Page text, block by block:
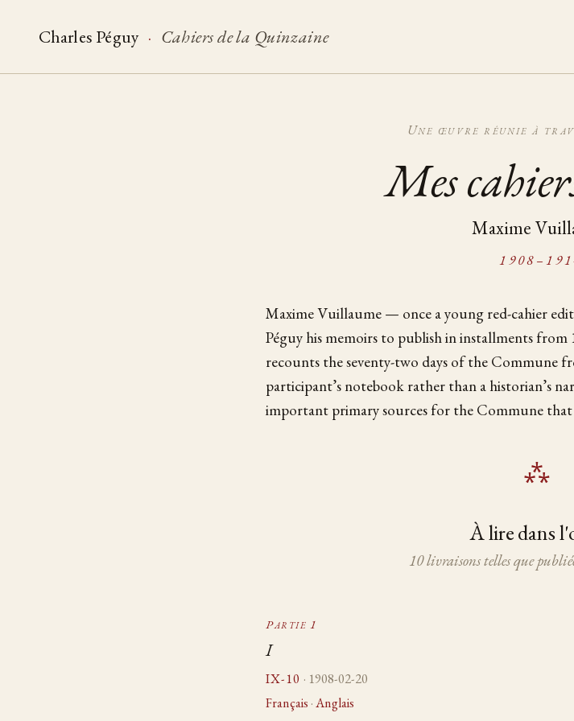
Charles Péguy · Cahiers de la Quinzaine
Une œuvre réunie à
Mes
Maxime
Maxime Vuillaume — once a young red-cahier
Péguy his memoirs to publish in installments
recounts the seventy-two days of the Commune
participant’s notebook rather than a historian’s
important primary sources for the Commune
À lire dans
10 livraisons telles que
Partie 1
I
IX-10 · 1908-02-20
Français ·Anglais